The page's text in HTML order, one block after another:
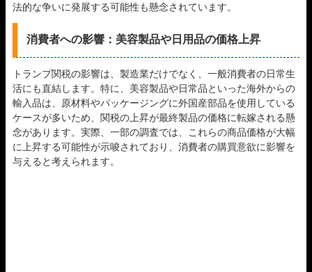
法的な争いに発展する可能性も懸念されています。
消費者への影響：美容製品や日用品の価格上昇
トランプ関税の影響は、製造業だけでなく、一般消費者の日常生
活にも直結します。特に、美容製品や日常品といった海外からの
輸入品は、原材料やパッケージングに外国産部品を使用している
ケースが多いため、関税の上昇が最終製品の価格に転嫁される懸
念があります。実際、一部の調査では、これらの商品価格が大幅
に上昇する可能性が示唆されており、消費者の購買意欲に影響を
与えると考えられます。